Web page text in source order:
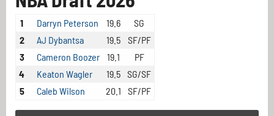
1 Darryn Peterson 19.6
SG
2
AJ Dybantsa 19.5
SF/PF
3
Cameron Boozer 19.1
PF
4
Keaton Wagler 19.5 SG/SF
5
Caleb Wilson 20.1 SF/PF